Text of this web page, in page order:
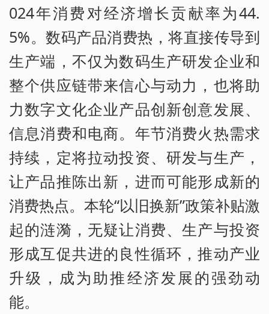
024年消费对经济增长贡献率为44.
5%。数码产品消费热，将直接传导到
生产端，不仅为数码生产研发企业和
整个供应链带来信心与动力，也将助
力数字文化企业产品创新创意发展、
信息消费和电商。年节消费火热需求
持续，定将拉动投资、研发与生产，
让产品推陈出新，进而可能形成新的
消费热点。本轮“以旧换新”政策补贴激
起的涟漪，无疑让消费、生产与投资
形成互促共进的良性循环，推动产业
升级，成为助推经济发展的强劲动
能。